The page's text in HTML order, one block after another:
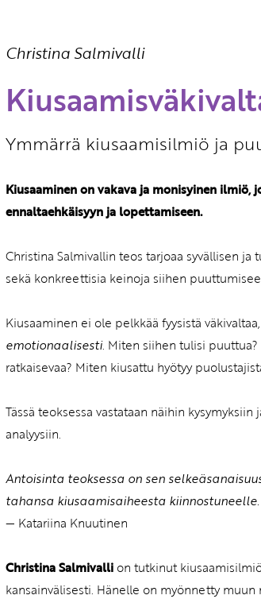
Christina Salmivalli
Ymmärrä kiusaamisilmiö ja
Kiusaaminen on vakava ja monisyinen ilmiö,
ennaltaehkäisyyn ja lopettamiseen.
Christina Salmivallin teos tarjoaa syvällisen
sekä konkreettisia keinoja siihen
Kiusaaminen ei ole pelkkää fyysistä
emotionaalisesti. Miten siihen tulisi
ratkaisevaa? Miten kiusattu hyötyy
Tässä teoksessa vastataan näihin
analyysiin.
Antoisinta teoksessa on sen
tahansa kiusaamisaiheesta kiinnostuneelle.
— Katariina Knuutinen
Christina Salmivalli on tutkinut
kansainvälisesti. Hänelle on myönnetty